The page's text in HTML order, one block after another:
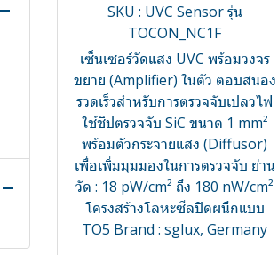
SKU : UVC Sensor รุ่น
TOCON_NC1F
เซ็นเซอร์วัดแสง UVC พร้อมวงจร
ขยาย (Amplifier) ในตัว ตอบสนอง
รวดเร็วสำหรับการตรวจจับเปลวไฟ
ใช้ชิปตรวจจับ SiC ขนาด 1 mm²
พร้อมตัวกระจายแสง (Diffusor)
เพื่อเพิ่มมุมมองในการตรวจจับ ย่าน
วัด : 18 pW/cm² ถึง 180 nW/cm²
โครงสร้างโลหะซีลปิดผนึกแบบ
TO5 Brand : sglux, Germany